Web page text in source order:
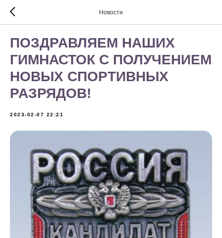
Новости
ПОЗДРАВЛЯЕМ НАШИХ
ГИМНАСТОК С ПОЛУЧЕНИЕМ
НОВЫХ СПОРТИВНЫХ
РАЗРЯДОВ!
2023-02-07 22:21